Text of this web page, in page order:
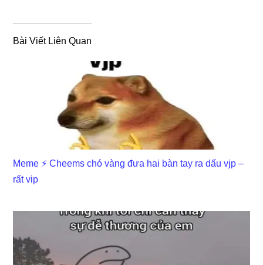
Bài Viết Liên Quan
Meme ⚡ Cheems chó vàng đưa hai bàn tay ra dấu vjp –
rất vip